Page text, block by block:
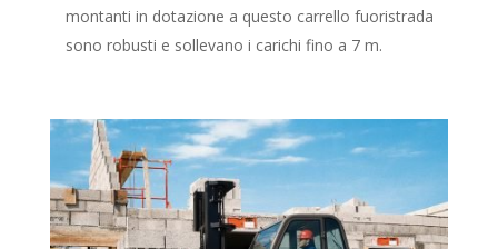
montanti in dotazione a questo carrello fuoristrada
sono robusti e sollevano i carichi fino a 7 m.